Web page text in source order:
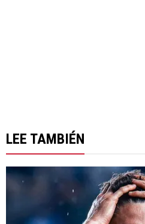
LEE TAMBIÉN